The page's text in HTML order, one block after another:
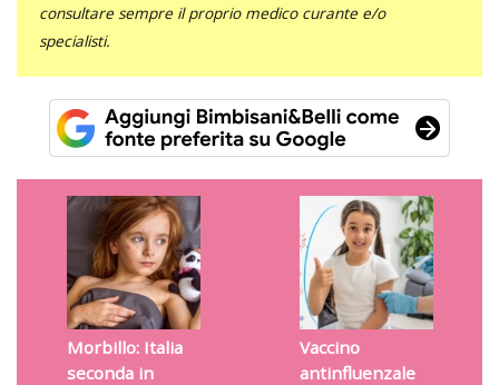
consultare sempre il proprio medico curante e/o
specialisti.
Morbillo: Italia
seconda in
Vaccino
antinfluenzale